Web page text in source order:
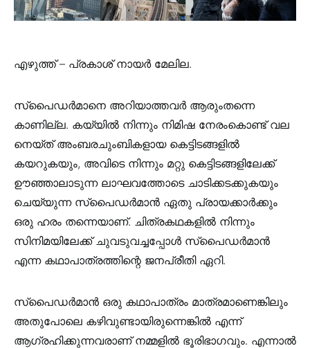
എഴുത്ത് – പ്രകാശ് നായർ മേലില.
സ്പൈഡർമാനെ അറിയാത്തവർ ആരുംതന്നെ
കാണില്ല. കയ്യിൽ നിന്നും നിമിഷ നേരംകൊണ്ട് വല
നെയ്ത് അംബരചുംബികളായ കെട്ടിടങ്ങളിൽ
കയറുകയും, അവിടെ നിന്നും മറ്റു കെട്ടിടങ്ങളിലേക്ക്
ഊഞ്ഞാലാടുന്ന ലാഘവത്തോടെ ചാടിക്കടക്കുകയും
ചെയ്യുന്ന സ്‌പൈഡർമാൻ ഏതു പ്രായക്കാർക്കും
ഒരു ഹരം തന്നെയാണ്. ചിത്രകഥകളിൽ നിന്നും
സിനിമയിലേക്ക് ചുവടുവച്ചപ്പോൾ സ്‌പൈഡർമാൻ
എന്ന കഥാപാത്രത്തിന്റെ ജനപ്രീതി ഏറി.
സ്‌പൈഡർമാൻ ഒരു കഥാപാത്രം മാത്രമാണെങ്കിലും
അതുപോലെ കഴിവുണ്ടായിരുന്നെങ്കിൽ എന്ന്
ആഗ്രഹിക്കുന്നവരാണ് നമ്മളിൽ ഭൂരിഭാഗവും. എന്നാൽ